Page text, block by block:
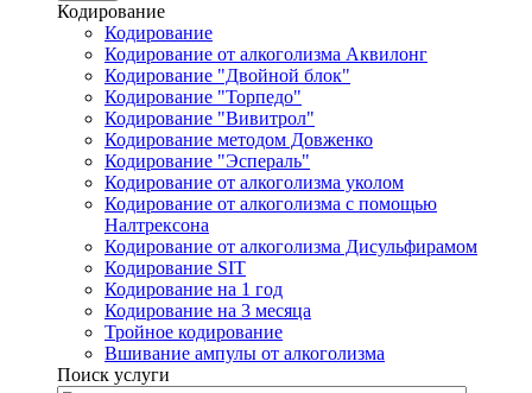
Кодирование
Кодирование
Кодирование от алкоголизма Аквилонг
Кодирование "Двойной блок"
Кодирование "Торпедо"
Кодирование "Вивитрол"
Кодирование методом Довженко
Кодирование "Эспераль"
Кодирование от алкоголизма уколом
Кодирование от алкоголизма с помощью
Налтрексона
Кодирование от алкоголизма Дисульфирамом
Кодирование SIT
Кодирование на 1 год
Кодирование на 3 месяца
Тройное кодирование
Вшивание ампулы от алкоголизма
Поиск услуги